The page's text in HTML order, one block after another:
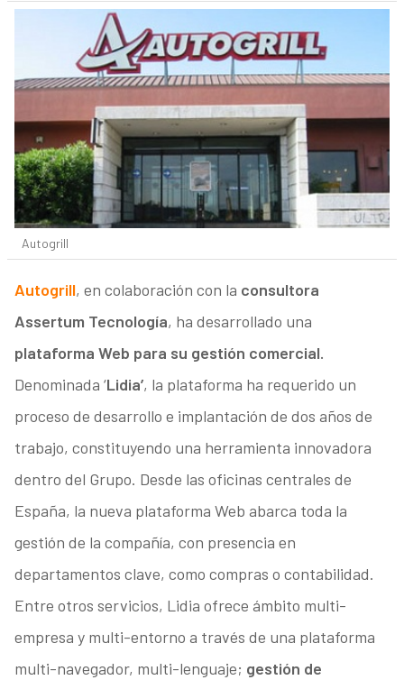
Autogrill
Autogrill, en colaboración con la consultora
Assertum Tecnología, ha desarrollado una
plataforma Web para su gestión comercial.
Denominada ‘Lidia’, la plataforma ha requerido un
proceso de desarrollo e implantación de dos años de
trabajo, constituyendo una herramienta innovadora
dentro del Grupo. Desde las oficinas centrales de
España, la nueva plataforma Web abarca toda la
gestión de la compañía, con presencia en
departamentos clave, como compras o contabilidad.
Entre otros servicios, Lidia ofrece ámbito multi-
empresa y multi-entorno a través de una plataforma
multi-navegador, multi-lenguaje; gestión de